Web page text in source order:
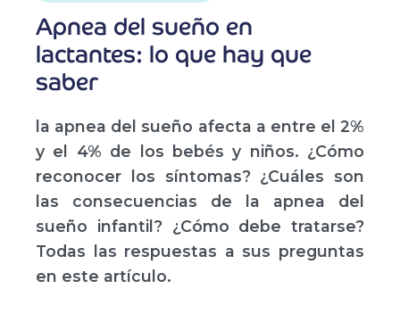
Apnea del sueño en
lactantes: lo que hay que
saber
la apnea del sueño afecta a entre el 2%
y el 4% de los bebés y niños. ¿Cómo
reconocer los síntomas? ¿Cuáles son
las consecuencias de la apnea del
sueño infantil? ¿Cómo debe tratarse?
Todas las respuestas a sus preguntas
en este artículo.